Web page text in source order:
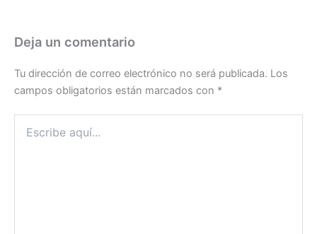
Deja un comentario
Tu dirección de correo electrónico no será publicada. Los
campos obligatorios están marcados con *
aquí...